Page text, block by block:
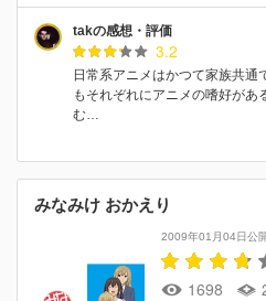
takの感想・評価
3.2
日常系アニメはかつて家族共
もそれぞれにアニメの嗜好があ
む…
みなみけ おかえり
2009年01月04日公
1698